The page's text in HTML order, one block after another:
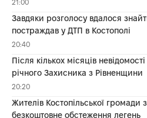
21:00
Завдяки розголосу вдалося
постраждав у ДТП в Костополі
20:40
Після кількох місяців
річного Захисника з Рівненщини
20:20
Жителів Костопільської громади
безкоштовне обстеження легень